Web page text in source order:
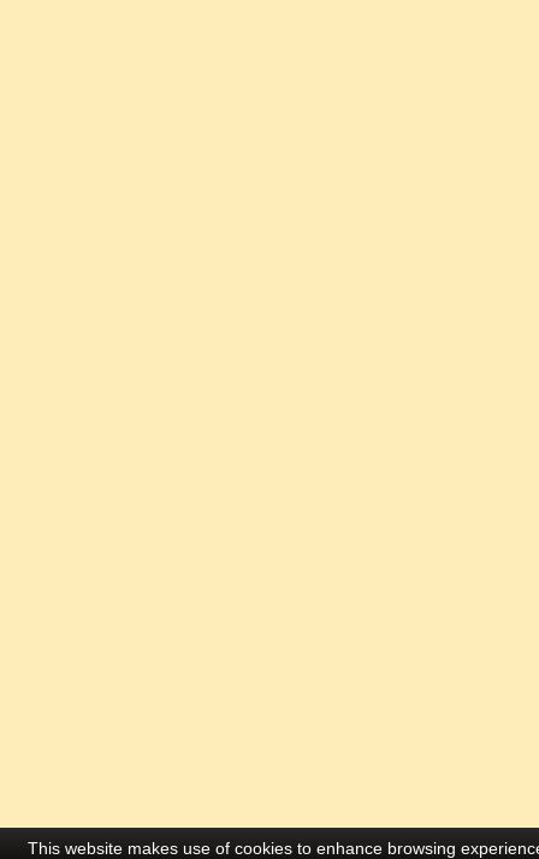
This website makes use of cookies to enhance browsing